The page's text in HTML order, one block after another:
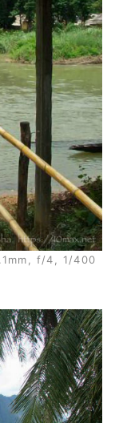
f/4, 1/400